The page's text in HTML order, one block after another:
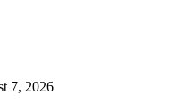
7, 2026